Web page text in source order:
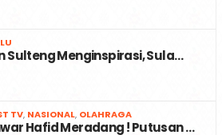
Sulteng Menginspirasi, Sula…
TV, NASIONAL, OLAHRAGA
Hafid Meradang ! Putusan …